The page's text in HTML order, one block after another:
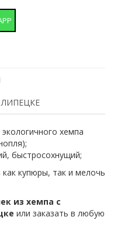
хемпа
быстросохнущий;
купюры, так и мелочь
из хемпа с
или заказать в любую